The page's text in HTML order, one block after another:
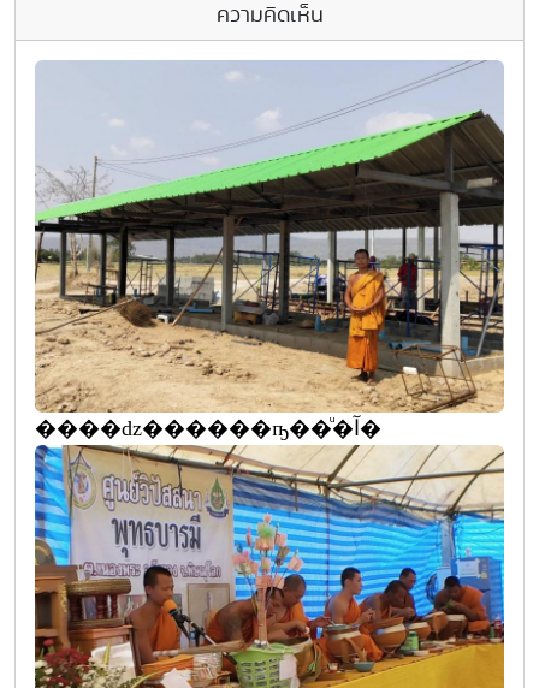
ความคิดเห็น
����ǳ������ҧ��ͧ�آ�